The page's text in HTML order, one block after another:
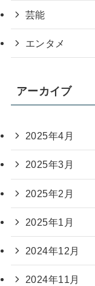
芸能
エンタメ
アーカイブ
2025年4月
2025年3月
2025年2月
2025年1月
2024年12月
2024年11月